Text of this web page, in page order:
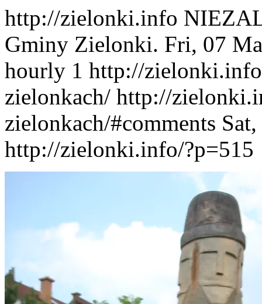
http://zielonki.info
Gminy Zielonki. Fri, 07
hourly 1 http://
zielonkach/ http://
zielonkach/#comments
http://zielonki.info/?p=515